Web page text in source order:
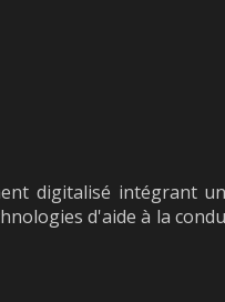
digitalisé intégrant
d'aide à la